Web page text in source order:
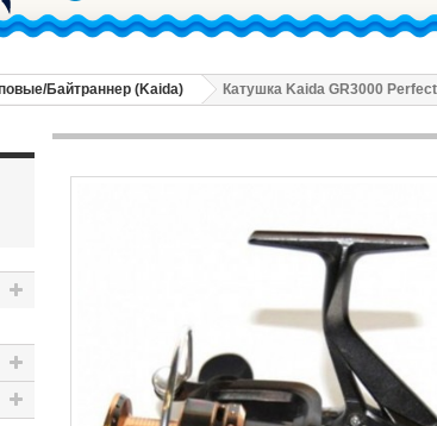
Байтраннер (Kaida) Катушка Kaida GR3000